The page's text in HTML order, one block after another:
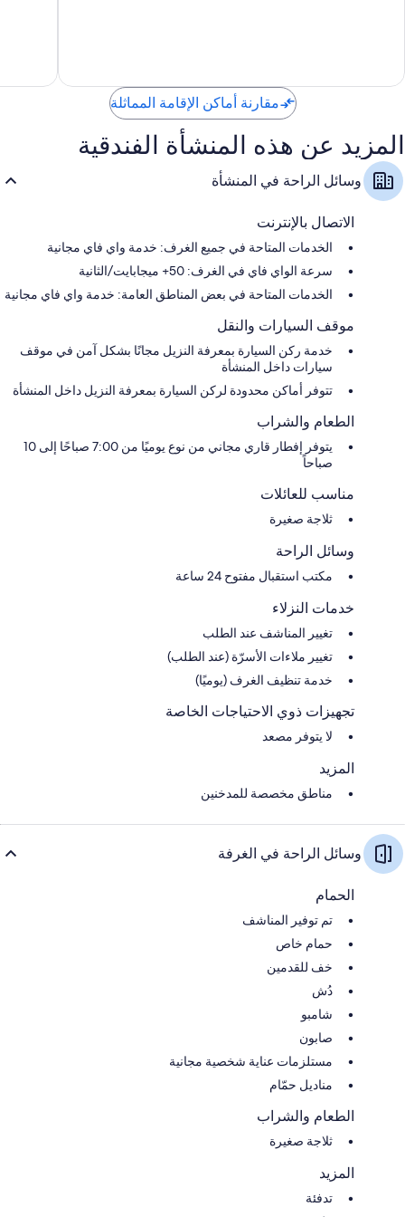
مقارنة أماكن الإقامة المماثلة
المزيد عن هذه المنشأة الفندقية
وسائل الراحة في المنشأة
الاتصال بالإنترنت
الخدمات المتاحة في جميع الغرف: خدمة واي فاي مجانية
سرعة الواي فاي في الغرف: 50+ ميجابايت/الثانية
الخدمات المتاحة في بعض المناطق العامة: خدمة واي فاي مجانية
موقف السيارات والنقل
خدمة ركن السيارة بمعرفة النزيل مجانًا بشكل آمن في موقف
سيارات داخل المنشأة
تتوفر أماكن محدودة لركن السيارة بمعرفة النزيل داخل المنشأة
الطعام والشراب
يتوفر إفطار قاري مجاني من نوع يوميًا من 7:00 صباحًا إلى 10
صباحاً
مناسب للعائلات
ثلاجة صغيرة
وسائل الراحة
مكتب استقبال مفتوح 24 ساعة
خدمات النزلاء
تغيير المناشف عند الطلب
تغيير ملاءات الأسرّة (عند الطلب)
خدمة تنظيف الغرف (يوميًا)
تجهيزات ذوي الاحتياجات الخاصة
لا يتوفر مصعد
المزيد
مناطق مخصصة للمدخنين
وسائل الراحة في الغرفة
الحمام
تم توفير المناشف
حمام خاص
خف للقدمين
دُش
شامبو
صابون
مستلزمات عناية شخصية مجانية
مناديل حمّام
الطعام والشراب
ثلاجة صغيرة
المزيد
تدفئة